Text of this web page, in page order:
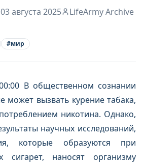
03 августа 2025
LifeArmy Archive
#мир
В общественном сознании
может вызвать курение табака,
никотина. Однако,
научных исследований,
которые образуются при
сигарет, наносят организму